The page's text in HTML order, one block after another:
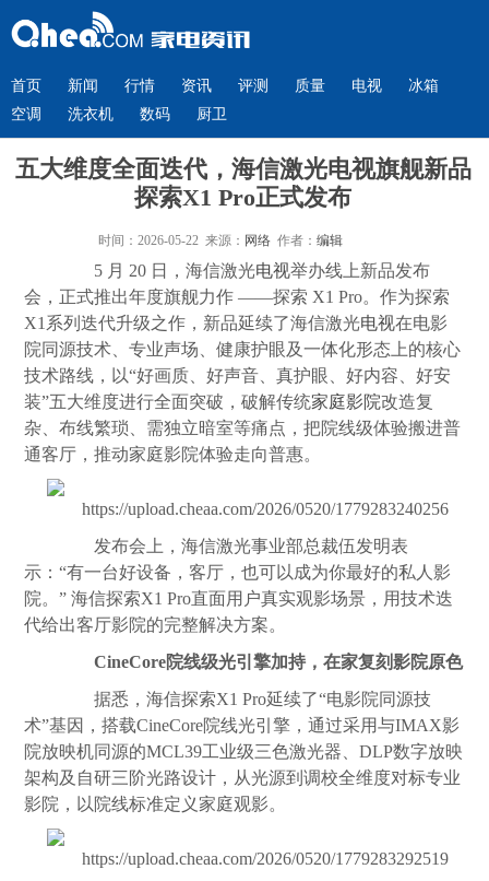
首页 新闻 行情 资讯 评测 质量 电视
冰箱
空调
洗衣机 数码 厨卫
五大维度全面迭代，海信激光电视旗舰新品
探索X1 Pro正式发布
时间：2026-05-22 来源： 网络作者： 编辑
5 月 20 日，海信激光电视举办线上新品发布
会，正式推出年度旗舰力作 ——探索 X1 Pro。作为探索
X1系列迭代升级之作，新品延续了海信激光电视在电影
院同源技术、专业声场、健康护眼及一体化形态上的核心
技术路线，以“好画质、好声音、真护眼、好内容、好安
装”五大维度进行全面突破，破解传统家庭影院改造复
杂、布线繁琐、需独立暗室等痛点，把院线级体验搬进普
通客厅，推动家庭影院体验走向普惠。
发布会上，海信激光事业部总裁伍发明表
示：“有一台好设备，客厅，也可以成为你最好的私人影
院。” 海信探索X1 Pro直面用户真实观影场景，用技术迭
代给出客厅影院的完整解决方案。
CineCore院线级光引擎加持，在家复刻影院原色
据悉，海信探索X1 Pro延续了“电影院同源技
术”基因，搭载CineCore院线光引擎，通过采用与IMAX影
院放映机同源的MCL39工业级三色激光器、DLP数字放映
架构及自研三阶光路设计，从光源到调校全维度对标专业
影院，以院线标准定义家庭观影。